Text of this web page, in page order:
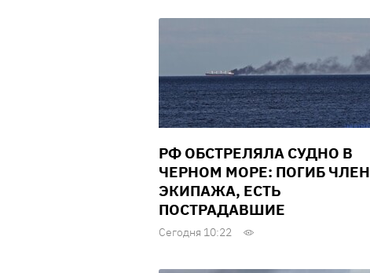
РФ ОБСТРЕЛЯЛА СУДНО В
ЧЕРНОМ МОРЕ: ПОГИБ ЧЛЕН
ЭКИПАЖА, ЕСТЬ
ПОСТРАДАВШИЕ
Сегодня 10:22